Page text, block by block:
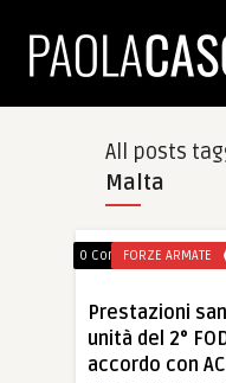
All posts
Malta
0 CommentsFORZE ARMATE
Prestazioni
unità del 2°
accordo con